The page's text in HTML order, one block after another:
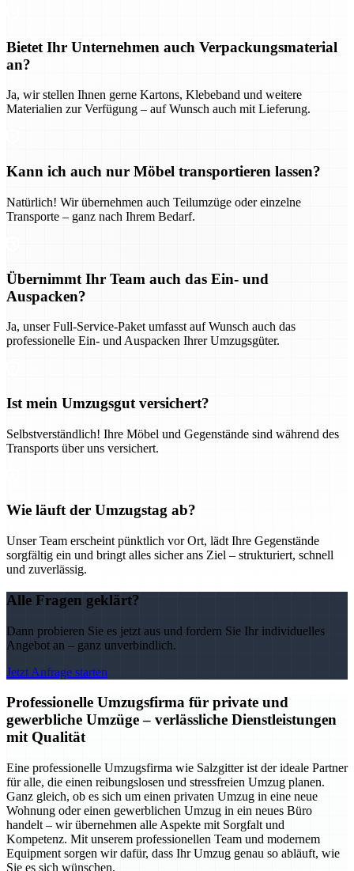
Bietet Ihr Unternehmen auch Verpackungsmaterial
an?
Ja, wir stellen Ihnen gerne Kartons, Klebeband und weitere
Materialien zur Verfügung – auf Wunsch auch mit Lieferung.
Kann ich auch nur Möbel transportieren lassen?
Natürlich! Wir übernehmen auch Teilumzüge oder einzelne
Transporte – ganz nach Ihrem Bedarf.
Übernimmt Ihr Team auch das Ein- und
Auspacken?
Ja, unser Full-Service-Paket umfasst auf Wunsch auch das
professionelle Ein- und Auspacken Ihrer Umzugsgüter.
Ist mein Umzugsgut versichert?
Selbstverständlich! Ihre Möbel und Gegenstände sind während des
Transports über uns versichert.
Wie läuft der Umzugstag ab?
Unser Team erscheint pünktlich vor Ort, lädt Ihre Gegenstände
sorgfältig ein und bringt alles sicher ans Ziel – strukturiert, schnell
und zuverlässig.
Alle Fragen geklärt?
Dann probieren Sie es jetzt aus und fordern Sie Ihr individuelles
Angebot an – ganz unverbindlich.
Jetzt Anfrage starten
Professionelle Umzugsfirma für private und
gewerbliche Umzüge – verlässliche Dienstleistungen
mit Qualität
Eine professionelle Umzugsfirma wie Salzgitter ist der ideale Partner
für alle, die einen reibungslosen und stressfreien Umzug planen.
Ganz gleich, ob es sich um einen privaten Umzug in eine neue
Wohnung oder einen gewerblichen Umzug in ein neues Büro
handelt – wir übernehmen alle Aspekte mit Sorgfalt und
Kompetenz. Mit unserem professionellen Team und modernem
Equipment sorgen wir dafür, dass Ihr Umzug genau so abläuft, wie
Sie es sich wünschen.